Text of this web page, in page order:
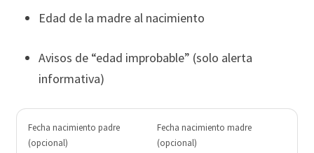
Edad de la madre al nacimiento
Avisos de “edad improbable” (solo alerta
informativa)
Fecha nacimiento padre
(opcional)
Fecha nacimiento madre
(opcional)